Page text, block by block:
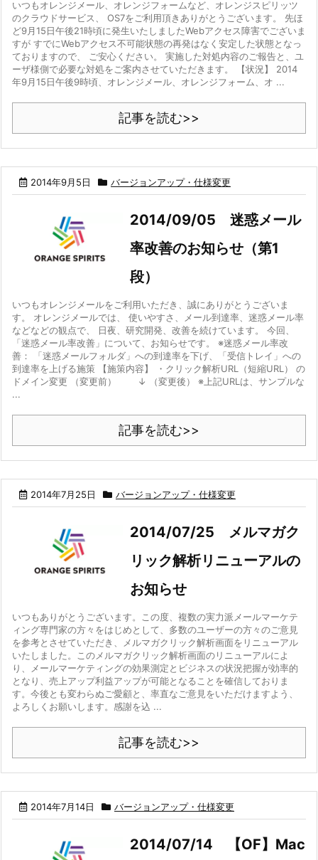
いつもオレンジメール、オレンジフォームなど、オレンジスピリッツ
のクラウドサービス、 OS7をご利用頂きありがとうございます。 先ほ
ど9月15日午後21時頃に発生いたしましたWebアクセス障害でございま
すが すでにWebアクセス不可能状態の再発はなく安定した状態となっ
ておりますので、 ご安心ください。 実施した対処内容のご報告と、ユ
ーザ様側で必要な対処をご案内させていただきます。 【状況】 2014
年9月15日午後9時頃、オレンジメール、オレンジフォーム、オ ...
記事を読む>>
2014年9月5日 バージョンアップ・仕様変更
2014/09/05 迷惑メール
率改善のお知らせ（第1
段）
いつもオレンジメールをご利用いただき、誠にありがとうございま
す。 オレンジメールでは、 使いやすさ、メール到達率、迷惑メール率
などなどの観点で、 日夜、研究開発、改善を続けています。 今回、
「迷惑メール率改善」について、お知らせです。 ※迷惑メール率改
善： 「迷惑メールフォルダ」への到達率を下げ、「受信トレイ」への
到達率を上げる施策 【施策内容】 ・クリック解析URL（短縮URL） の
ドメイン変更 （変更前） ↓ （変更後） ※上記URLは、サンプルな
...
記事を読む>>
2014年7月25日 バージョンアップ・仕様変更
2014/07/25 メルマガク
リック解析リニューアルの
お知らせ
いつもありがとうございます。この度、複数の実力派メールマーケテ
ィング専門家の方々をはじめとして、多数のユーザーの方々のご意見
を参考とさせていただき、メルマガクリック解析画面をリニューアル
いたしました。このメルマガクリック解析画面のリニューアルによ
り、メールマーケティングの効果測定とビジネスの状況把握が効率的
となり、売上アップ利益アップが可能となることを確信しておりま
す。今後とも変わらぬご愛顧と、率直なご意見をいただけますよう、
よろしくお願いします。感謝を込 ...
記事を読む>>
2014年7月14日 バージョンアップ・仕様変更
2014/07/14 【OF】Mac